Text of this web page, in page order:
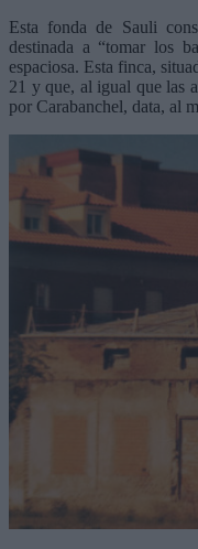
Esta fonda de Sauli
destinada a “tomar los
espaciosa. Esta finca,
21 y que, al igual que las
por Carabanchel, data, al